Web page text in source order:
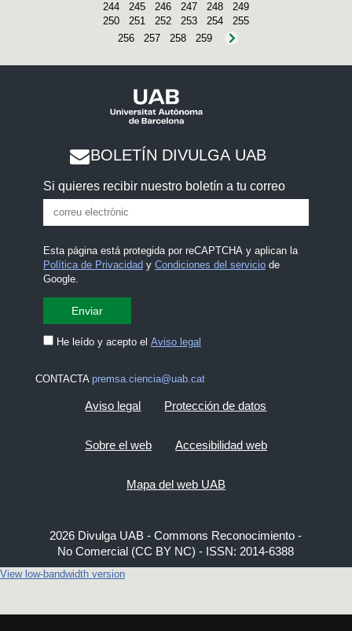
244
245 246 247 248
249
250
251 252 253 254
255
256
257 258 259
BOLETÍN DIVULGA UAB
Si quieres recibir nuestro boletín a tu correo
Esta página está protegida por reCAPTCHA y aplican la
Política de Privacidady Condiciones del serviciode
Google.
He leído y acepto el Aviso legal
CONTACTA premsa.ciencia@uab.cat
Aviso legal Protección de datos
Sobre el web Accesibilidad web
Mapa del web UAB
2026 Divulga UAB - Commons Reconocimiento -
No Comercial (CC BY NC) - ISSN: 2014-6388
View low-bandwidth version